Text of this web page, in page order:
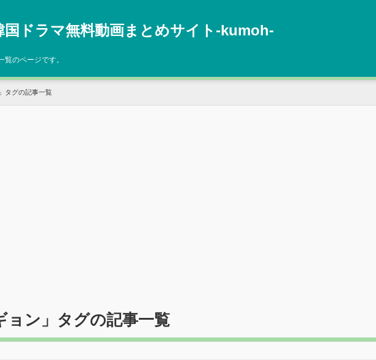
ドラマ無料動画まとめサイト‐kumoh‐
覧のページです。
」タグの記事一覧
ョン 」タグの記事一覧